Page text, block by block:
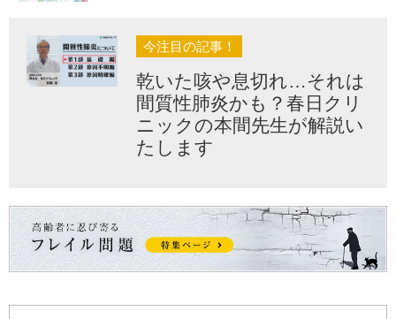
今注目の記事！
乾いた咳や息切れ…それは
間質性肺炎かも？春日クリ
ニックの本間先生が解説い
たします